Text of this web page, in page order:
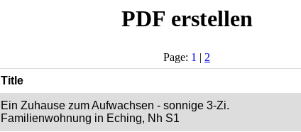
PDF erstellen
Page: 1 | 2
Title
Ein Zuhause zum Aufwachsen - sonnige 3-Zi.
Familienwohnung in Eching, Nh S1